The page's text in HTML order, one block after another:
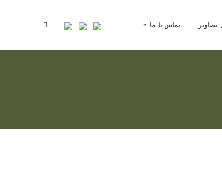
تصاویر تماس با ما